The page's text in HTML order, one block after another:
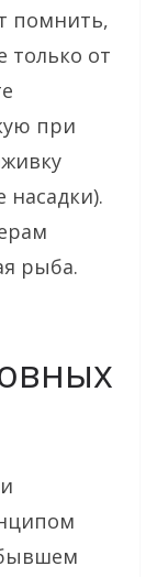
помнить,
только от
при
рыба.